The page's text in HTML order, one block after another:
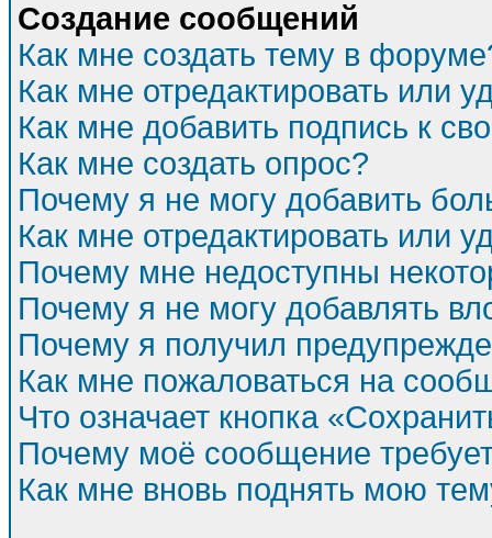
Создание сообщений
Как мне создать тему в
Как мне отредактировать или
Как мне добавить подпись к
Как мне создать опрос?
Почему я не могу добавить
Как мне отредактировать или
Почему мне недоступны
Почему я не могу добавлять
Почему я получил
Как мне пожаловаться на
Что означает кнопка
Почему моё сообщение
Как мне вновь поднять мою